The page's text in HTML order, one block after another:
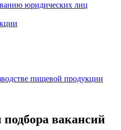
юридических лиц
пищевой продукции
вакансий